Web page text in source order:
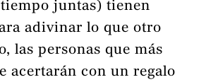
juntas) tienen
adivinar lo que otro
las personas que más
acertarán con un regalo